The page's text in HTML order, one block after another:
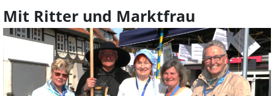
Mit Ritter und Marktfrau